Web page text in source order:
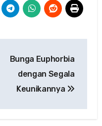
Bunga Euphorbia
dengan Segala
Keunikannya